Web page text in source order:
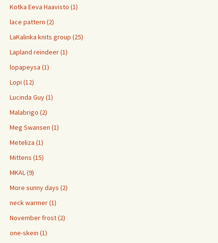
Kotka Eeva Haavisto (1)
lace pattern (2)
LaKalinka knits group (25)
Lapland reindeer (1)
lopapeysa (1)
Lopi (12)
Lucinda Guy (1)
Malabrigo (2)
Meg Swansen (1)
Meteliza (1)
Mittens (15)
MKAL (9)
More sunny days (2)
neck warmer (1)
November frost (2)
one-skein (1)